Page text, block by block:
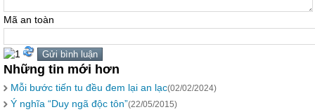
Mã an toàn
Những tin mới hơn
Mỗi bước tiến tu đều đem lại an lạc(02/02/2024)
Ý nghĩa “Duy ngã độc tôn”(22/05/2015)